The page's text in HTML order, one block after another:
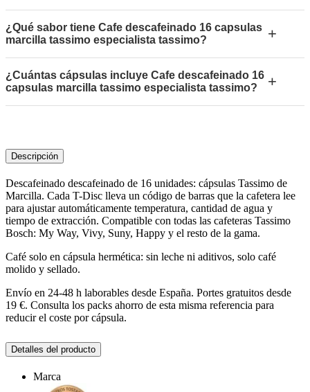
¿Qué sabor tiene Cafe descafeinado 16 capsulas
marcilla tassimo especialista tassimo?
+
¿Cuántas cápsulas incluye Cafe descafeinado 16
capsulas marcilla tassimo especialista tassimo?
+
Descripción
Descafeinado descafeinado de 16 unidades: cápsulas Tassimo de
Marcilla. Cada T-Disc lleva un código de barras que la cafetera lee
para ajustar automáticamente temperatura, cantidad de agua y
tiempo de extracción. Compatible con todas las cafeteras Tassimo
Bosch: My Way, Vivy, Suny, Happy y el resto de la gama.
Café solo en cápsula hermética: sin leche ni aditivos, solo café
molido y sellado.
Envío en 24-48 h laborables desde España. Portes gratuitos desde
19 €. Consulta los packs ahorro de esta misma referencia para
reducir el coste por cápsula.
Detalles del producto
Marca